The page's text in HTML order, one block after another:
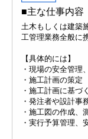
■主な仕事内容
土木もしくは建築
工管理業務全般に
【具体的には】
・現場の安全管理
・施工計画の策定
・施工計画に基づ
・発注者や設計事
・施工図の作成、
・実行予算管理、